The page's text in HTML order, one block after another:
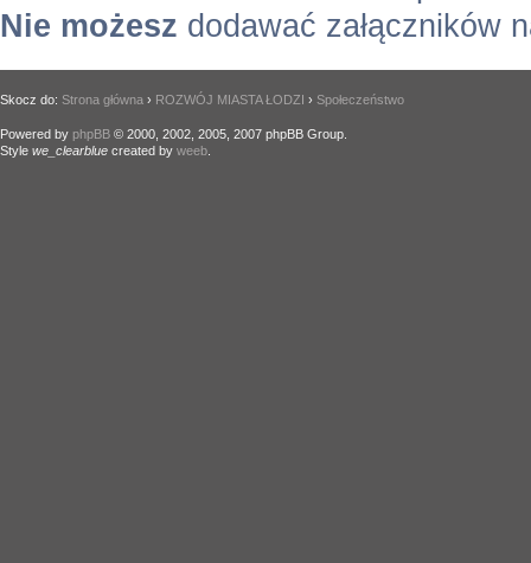
Nie możesz dodawać załączników
Skocz do: Strona główna › ROZWÓJ MIASTA ŁODZI › Społeczeństwo
Powered by phpBB © 2000, 2002, 2005, 2007 phpBB Group.
Style we_clearblue created by weeb